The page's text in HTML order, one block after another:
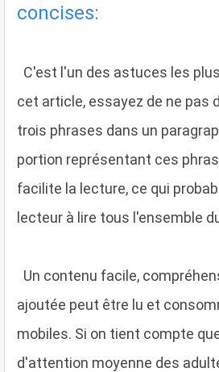
concises:
C'est l'un des astuces les
cet article, essayez de ne pas
trois phrases dans un
portion représentant ces
facilite la lecture, ce qui
lecteur à lire tous l'ensemble
Un contenu facile,
ajoutée peut être lu et
mobiles. Si on tient compte
d'attention moyenne des